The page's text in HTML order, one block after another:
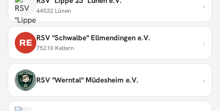
44532 Lünen ›
RE RSV "Schwalbe" Ellmendingen e.V.
75210 Keltern ›
RSV "Werntal" Müdesheim e.V. ›